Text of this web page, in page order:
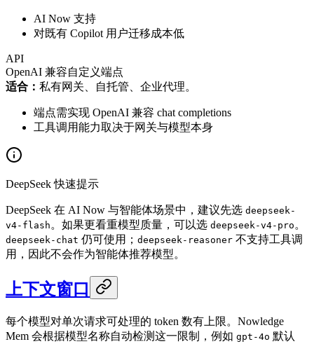
AI Now 支持
对既有 Copilot 用户迁移成本低
API
OpenAI 兼容自定义端点
适合： 私有网关、自托管、企业代理。
端点需实现 OpenAI 兼容 chat completions
工具调用能力取决于网关与模型本身
DeepSeek 快速提示
DeepSeek 在 AI Now 与智能体场景中，建议先选 deepseek-
v4-flash。如果更看重模型质量，可以选 deepseek-v4-pro。
deepseek-chat 仍可使用； deepseek-reasoner 不支持工具调
用，因此不会作为智能体推荐模型。
上下文窗口
每个模型对单次请求可处理的 token 数有上限。Nowledge
Mem 会根据模型名称自动检测这一限制，例如 gpt-4o 默认